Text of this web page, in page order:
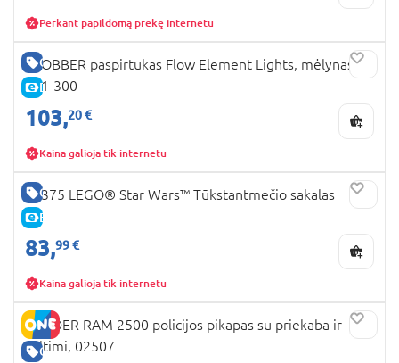
Perkant papildomą prekę internetu
GERA KAINA
E-KAINA
GLOBBER paspirtukas Flow Element Lights, mėlynas,
721-300
103,20 €
Kaina galioja tik internetu
GERA KAINA
E-KAINA
75375 LEGO® Star Wars™ Tūkstantmečio sakalas
83,99 €
Kaina galioja tik internetu
GERA KAINA
BRUDER RAM 2500 policijos pikapas su priekaba ir
valtimi, 02507